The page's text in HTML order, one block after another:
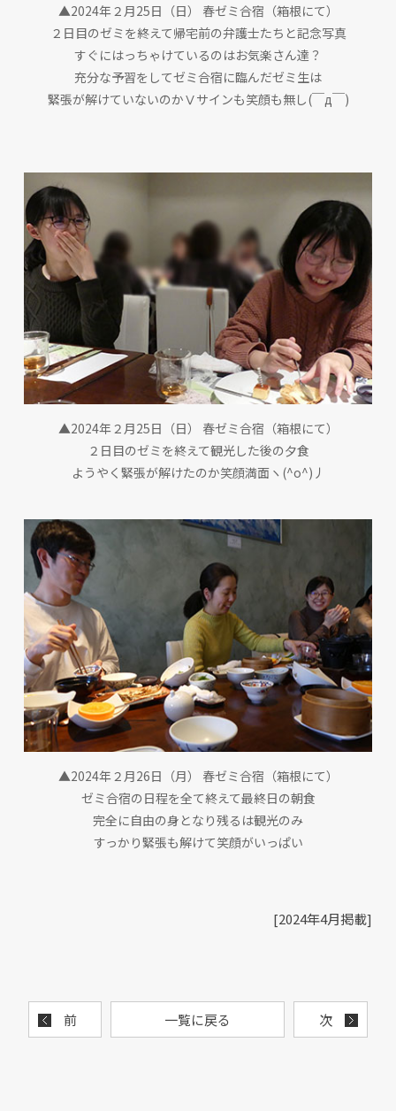
▲2024年２月25日（日） 春ゼミ合宿（箱根にて）
２日目のゼミを終えて帰宅前の弁護士たちと記念写真
すぐにはっちゃけているのはお気楽さん達？
充分な予習をしてゼミ合宿に臨んだゼミ生は
緊張が解けていないのかⅤサインも笑顔も無し(￣д￣)
▲2024年２月25日（日） 春ゼミ合宿（箱根にて）
２日目のゼミを終えて観光した後の夕食
ようやく緊張が解けたのか笑顔満面ヽ(^o^)丿
▲2024年２月26日（月） 春ゼミ合宿（箱根にて）
ゼミ合宿の日程を全て終えて最終日の朝食
完全に自由の身となり残るは観光のみ
すっかり緊張も解けて笑顔がいっぱい
[2024年4月掲載]
前 一覧に戻る 次